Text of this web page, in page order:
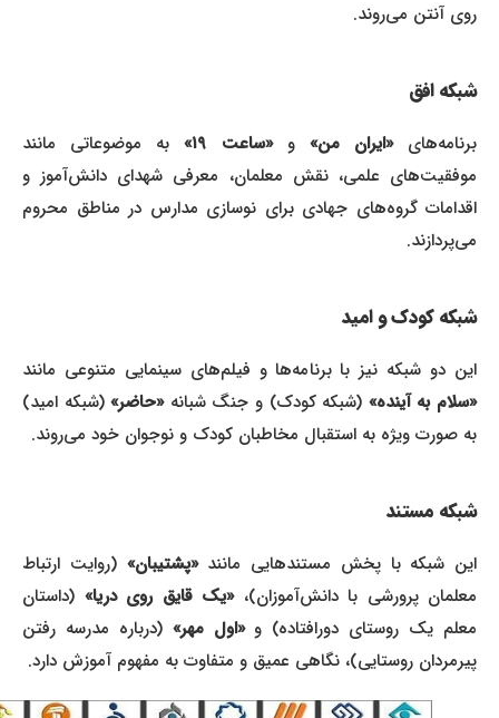
روی آنتن می‌روند.
شبکه افق
برنامه‌های«ایران من»و«ساعت ۱۹»
به موضوعاتی مانند
موفقیت‌های علمی، نقش معلمان، معرفی شهدای دانش‌آموز و
اقدامات گروه‌های جهادی برای نوسازی مدارس در مناطق محروم
می‌پردازند.
شبکه کودک و امید
این دو شبکه نیز با برنامه‌ها و فیلم‌های سینمایی متنوعی مانند
«سلام به آینده»(شبکه کودک) و جنگ شبانه«حاضر»(شبکه امید)
به صورت ویژه به استقبال مخاطبان کودک و نوجوان خود می‌روند.
شبکه مستند
این شبکه با پخش مستندهایی مانند«پشتیبان»(روایت ارتباط
معلمان پرورشی با دانش‌آموزان)،«یک قایق روی دریا»(داستان
معلم یک روستای دورافتاده) و «اول مهر»(درباره مدرسه رفتن
پیرمردان روستایی)، نگاهی عمیق و متفاوت به مفهوم آموزش دارد.